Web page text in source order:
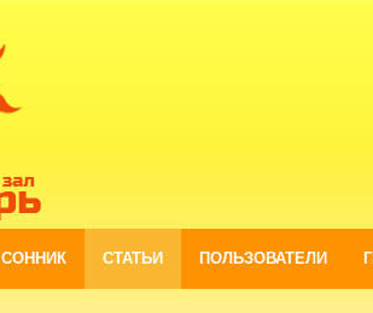
СОННИК СТАТЬИ ПОЛЬЗОВАТЕЛИ